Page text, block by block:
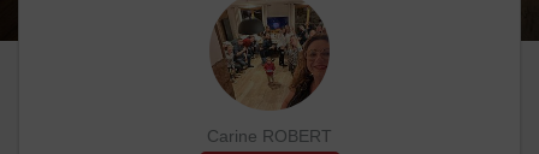
Carine ROBERT